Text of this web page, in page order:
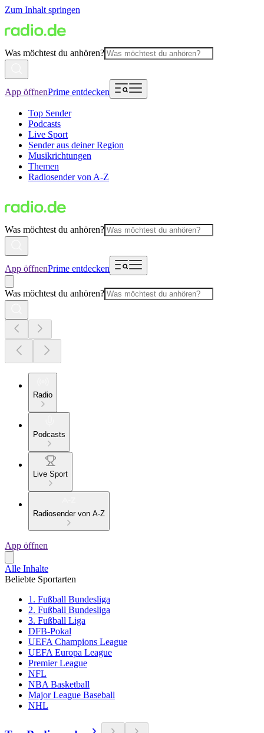
Zum Inhalt springen
Was möchtest du anhören?
App öffnenPrime entdecken
Top Sender
Podcasts
Live Sport
Sender aus deiner Region
Musikrichtungen
Themen
Radiosender von A-Z
Was möchtest du anhören?
App öffnenPrime entdecken
Was möchtest du anhören?
Radio
Podcasts
Live Sport
Radiosender von A-Z
App öffnen
Alle Inhalte
Beliebte Sportarten
1. Fußball Bundesliga
2. Fußball Bundesliga
3. Fußball Liga
DFB-Pokal
UEFA Champions League
UEFA Europa League
Premier League
NFL
NBA Basketball
Major League Baseball
NHL